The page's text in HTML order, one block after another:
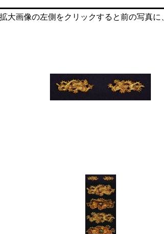
大画像の左側をクリックすると前の写真に